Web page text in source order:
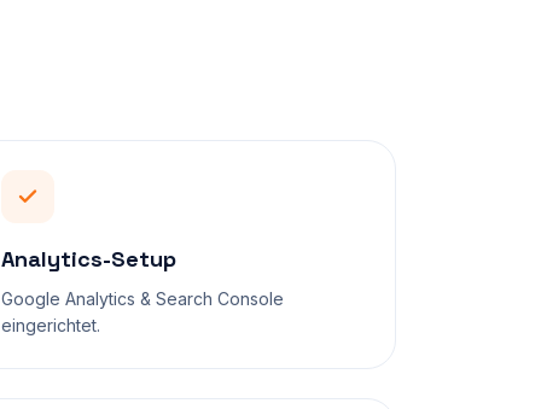
Analytics-Setup
Google Analytics & Search Console
eingerichtet.